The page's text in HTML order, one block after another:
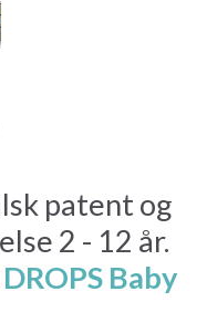
patent og
2 - 12 år.
DROPS Baby